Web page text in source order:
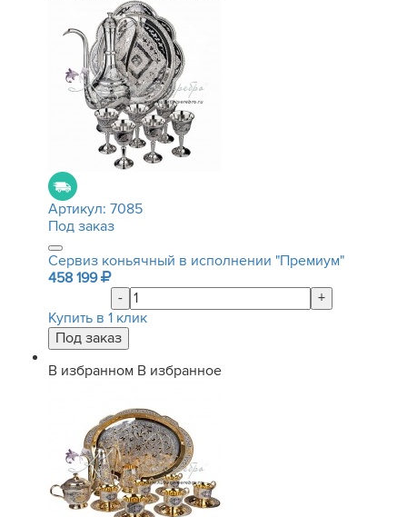
Артикул: 7085
Под заказ
Сервиз коньячный в исполнении "Премиум"
458 199
-
+
Купить в 1 клик
В избранном В избранное